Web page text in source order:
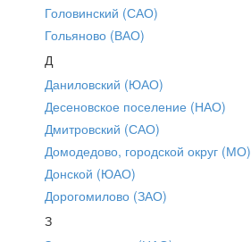
Головинский (САО)
Гольяново (ВАО)
Д
Даниловский (ЮАО)
Десеновское поселение (НАО)
Дмитровский (САО)
Домодедово, городской округ (МО)
Донской (ЮАО)
Дорогомилово (ЗАО)
З